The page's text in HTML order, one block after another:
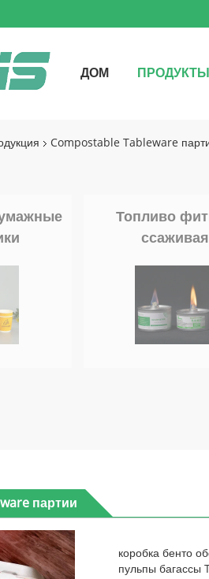
ДОМ ПРОДУКТЫ
Compostable Tableware
Топливо
ссаживая
партии
коробка бенто
пульпы багассы